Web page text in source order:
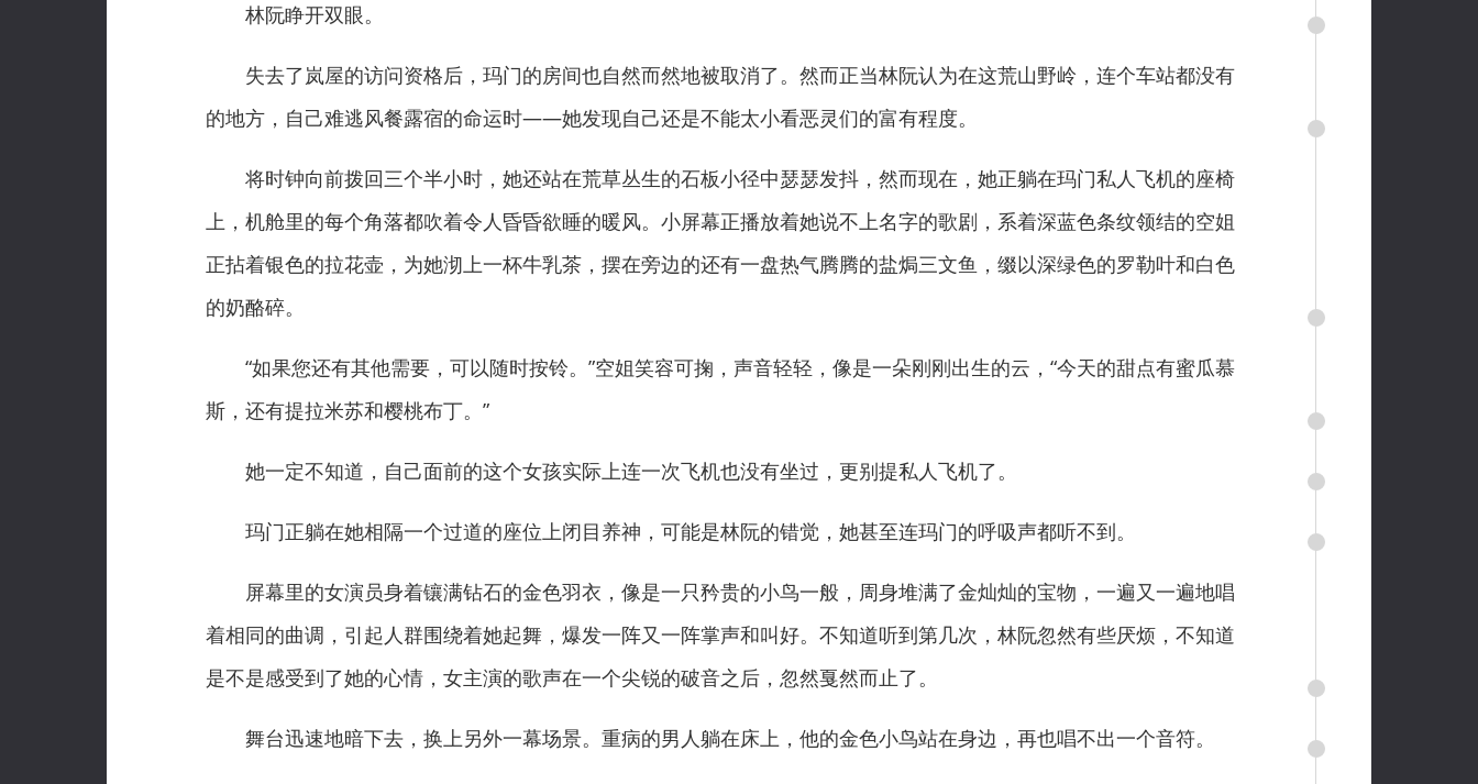
林阮睁开双眼。
失去了岚屋的访问资格后，玛门的房间也自然而然地被取消了。然而正当林阮认为在这荒山野岭，连个车站都没有
的地方，自己难逃风餐露宿的命运时——她发现自己还是不能太小看恶灵们的富有程度。
将时钟向前拨回三个半小时，她还站在荒草丛生的石板小径中瑟瑟发抖，然而现在，她正躺在玛门私人飞机的座椅
上，机舱里的每个角落都吹着令人昏昏欲睡的暖风。小屏幕正播放着她说不上名字的歌剧，系着深蓝色条纹领结的空姐
正拈着银色的拉花壶，为她沏上一杯牛乳茶，摆在旁边的还有一盘热气腾腾的盐焗三文鱼，缀以深绿色的罗勒叶和白色
的奶酪碎。
“如果您还有其他需要，可以随时按铃。”空姐笑容可掬，声音轻轻，像是一朵刚刚出生的云，“今天的甜点有蜜瓜慕
斯，还有提拉米苏和樱桃布丁。”
她一定不知道，自己面前的这个女孩实际上连一次飞机也没有坐过，更别提私人飞机了。
玛门正躺在她相隔一个过道的座位上闭目养神，可能是林阮的错觉，她甚至连玛门的呼吸声都听不到。
屏幕里的女演员身着镶满钻石的金色羽衣，像是一只矜贵的小鸟一般，周身堆满了金灿灿的宝物，一遍又一遍地唱
着相同的曲调，引起人群围绕着她起舞，爆发一阵又一阵掌声和叫好。不知道听到第几次，林阮忽然有些厌烦，不知道
是不是感受到了她的心情，女主演的歌声在一个尖锐的破音之后，忽然戛然而止了。
舞台迅速地暗下去，换上另外一幕场景。重病的男人躺在床上，他的金色小鸟站在身边，再也唱不出一个音符。